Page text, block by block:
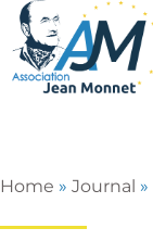
Home » Journal »